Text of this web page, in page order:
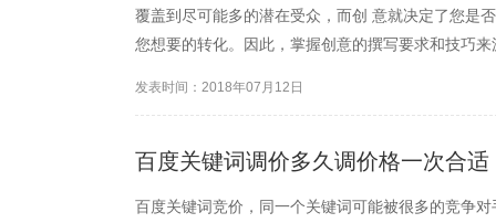
覆盖到尽可能多的潜在受众，而创 意就决定了您是
您想要的转化。因此，掌握创意的撰写要求和技巧
发表时间：2018年07月12日
百度关键词调价多久调价格一次合适
百度关键词竞价，同一个关键词可能被很多的竞争